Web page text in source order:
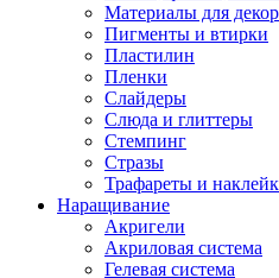
Материалы для
Пигменты и втирки
Пластилин
Пленки
Слайдеры
Слюда и глиттеры
Стемпинг
Стразы
Трафареты и
Наращивание
Акригели
Акриловая система
Гелевая система